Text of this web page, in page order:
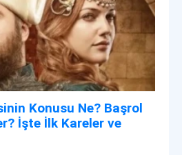
Konusu Ne? Başrol
İşte İlk Kareler ve